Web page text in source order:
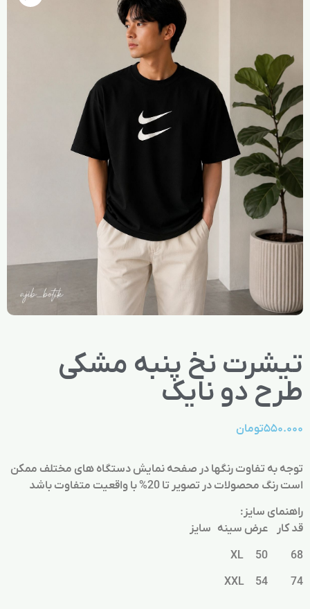
تیشرت نخ پنبه مشکی
طرح دو نایک
۵۵۰.۰۰۰تومان
توجه به تفاوت رنگها در صفحه نمایش دستگاه های مختلف ممکن
است رنگ محصولات در تصویر تا 20% با واقعیت متفاوت باشد
راهنمای سایز:
قد کار عرض سینه سایز
68 50 XL
74 54 XXL